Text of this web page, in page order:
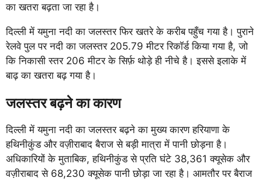
का खतरा बढ़ता जा रहा है।
दिल्ली में यमुना नदी का जलस्तर फिर खतरे के करीब पहुँच गया है। पुराने
रेलवे पुल पर नदी का जलस्तर 205.79 मीटर रिकॉर्ड किया गया है, जो
कि निकासी स्तर 206 मीटर के सिर्फ़ थोड़े ही नीचे है। इससे इलाके में
बाढ़ का खतरा बढ़ गया है।
जलस्तर बढ़ने का कारण
दिल्ली में यमुना नदी का जलस्तर बढ़ने का मुख्य कारण हरियाणा के
हथिनीकुंड और वज़ीराबाद बैराज से बड़ी मात्रा में पानी छोड़ना है।
अधिकारियों के मुताबिक, हथिनीकुंड से प्रति घंटे 38,361 क्यूसेक और
वज़ीराबाद से 68,230 क्यूसेक पानी छोड़ा जा रहा है। आमतौर पर बैराज